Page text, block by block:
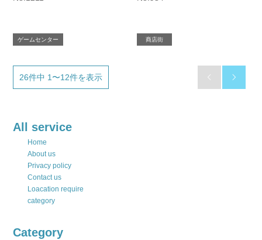
ゲームセンター 商店街
26件中 1〜12件を表示  
All service
Home
About us
Privacy policy
Contact us
Loacation require
category
Category